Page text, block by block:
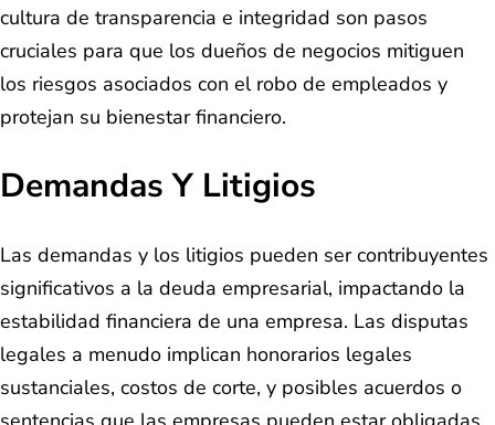
cultura de transparencia e integridad son pasos
cruciales para que los dueños de negocios mitiguen
los riesgos asociados con el robo de empleados y
protejan su bienestar financiero.
Demandas Y Litigios
Las demandas y los litigios pueden ser contribuyentes
significativos a la deuda empresarial, impactando la
estabilidad financiera de una empresa. Las disputas
legales a menudo implican honorarios legales
sustanciales, costos de corte, y posibles acuerdos o